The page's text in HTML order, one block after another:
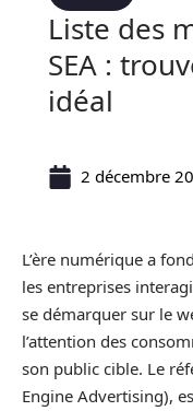
Liste des
SEA :
idéal
2 décembre
L’ère numérique a
les entreprises
se démarquer sur le
l’attention des
son public cible. Le
Engine Advertising),